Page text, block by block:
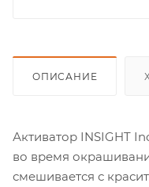
ОПИСАНИЕ
Активатор INSIGHT
во время
смешивается с